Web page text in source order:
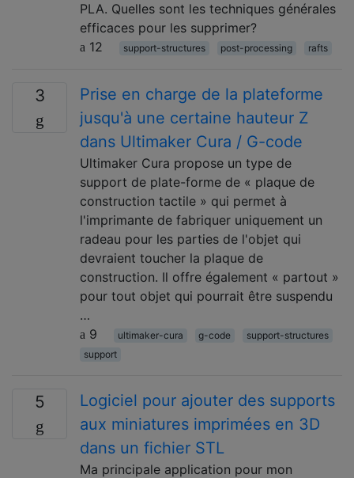
PLA. Quelles sont les techniques générales
efficaces pour les supprimer?
12
support-structures post-processing rafts
3
Prise en charge de la plateforme
jusqu'à une certaine hauteur Z
dans Ultimaker Cura / G-code
Ultimaker Cura propose un type de
support de plate-forme de « plaque de
construction tactile » qui permet à
l'imprimante de fabriquer uniquement un
radeau pour les parties de l'objet qui
devraient toucher la plaque de
construction. Il offre également « partout »
pour tout objet qui pourrait être suspendu
…
9
ultimaker-cura g-code
support-structures
support
5
Logiciel pour ajouter des supports
aux miniatures imprimées en 3D
dans un fichier STL
Ma principale application pour mon